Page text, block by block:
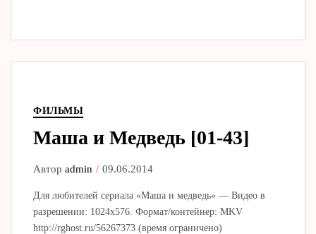
ФИЛЬМЫ
Маша и Медведь [01-43]
Авторadmin 09.06.2014
Для любителей сериала «Маша и медведь» — Видео в
разрешении: 1024х576. Формат/контейнер: MKV
http://rghost.ru/56267373 (время ограничено)